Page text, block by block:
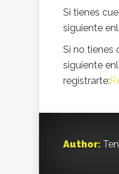
Si tienes
siguiente
Si no tienes
siguiente
registrarte:
Author: